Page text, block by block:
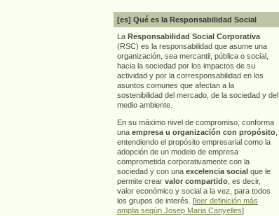
[es] Qué es la Responsabilidad Social
La Responsabilidad Social Corporativa
(RSC) es la responsabilidad que asume una
organización, sea mercantil, pública o social,
hacia la sociedad por los impactos de su
actividad y por la corresponsabilidad en los
asuntos comunes que afectan a la
sostenibilidad del mercado, de la sociedad y del
medio ambiente.
En su máximo nivel de compromiso, conforma
una empresa u organización con propósito
entendiendo el propósito empresarial como la
adopción de un modelo de empresa
comprometida corporativamente con la
sociedad y con una excelencia social que le
permite crear valor compartido , es decir,
valor económico y social a la vez, para todos
los grupos de interés. [leer definición más
amplia según Josep Maria Canyelles]